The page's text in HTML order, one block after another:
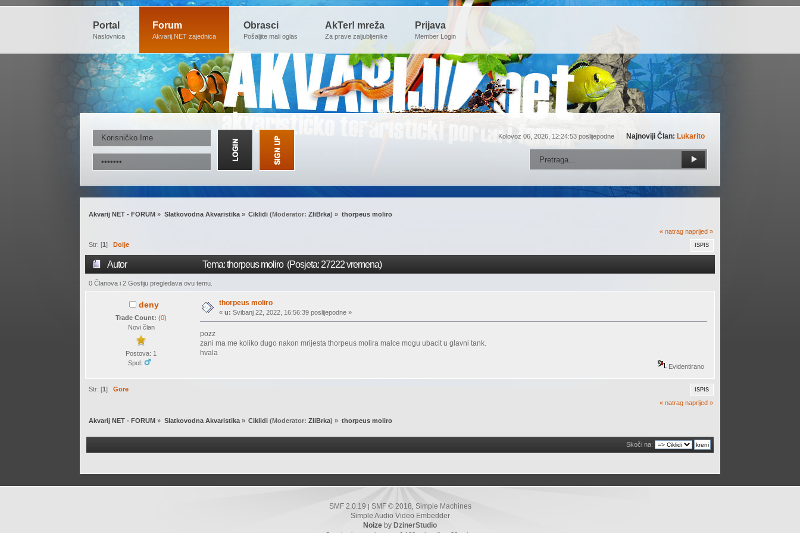
Portal
Naslovnica
Forum
Akvarij.NET zajednica
Obrasci
Pošaljite mali oglas
AkTer! mreža
Za prave zaljubljenike
Prijava
Member Login
Kolovoz 06, 2026, 12:24:53 poslijepodne Najnoviji Član: Lukarito
Akvarij NET - FORUM » Slatkovodna Akvaristika» Ciklidi (Moderator:ZliBrka) » thorpeus moliro
« natrag naprijed »
ISPIS
Str: [1] Dolje
Autor Tema: thorpeus moliro (Posjeta: 27222 vremena)
0 Članova i 2 Gostiju pregledava ovu temu.
deny
Trade Count:(0)
Novi član
Postova: 1
Spol:
thorpeus moliro
«u: Svibanj 22, 2022, 16:56:39 poslijepodne »
pozz
zani ma me koliko dugo nakon mrijesta thorpeus molira malce mogu ubacit u glavni tank.
hvala
Evidentirano
ISPIS
Str: [1] Gore
« natrag naprijed »
Akvarij NET - FORUM » Slatkovodna Akvaristika» Ciklidi (Moderator:ZliBrka) » thorpeus moliro
Skoči na:
SMF 2.0.19 SMF © 2018 Simple Machines
Simple Audio Video Embedder
Noize by DzinerStudio